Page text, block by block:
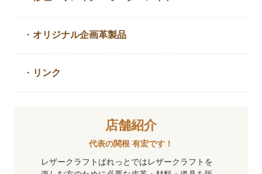
・ オリジナル企画革製品
・ リンク
店舗紹介
代表の関根 有宏です！
レザークラフトぱれっとではレザークラフトを